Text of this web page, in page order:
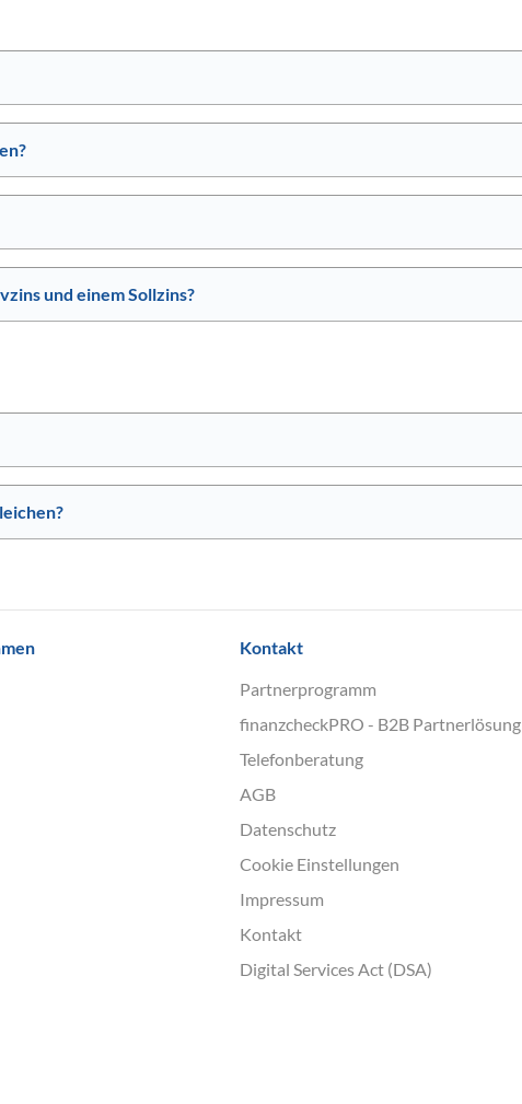
und einem Sollzins?
Kontakt
Partnerprogramm
finanzcheckPRO - B2B Partnerlösung
Telefonberatung
AGB
Datenschutz
Cookie Einstellungen
Impressum
Kontakt
Digital Services Act (DSA)